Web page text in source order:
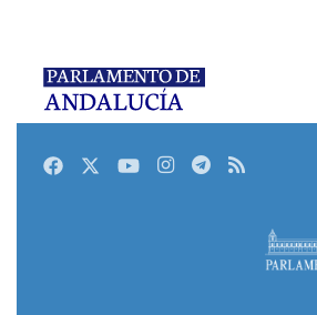
FacebookTwitterYoutubeInstagram
Telegram
RSS